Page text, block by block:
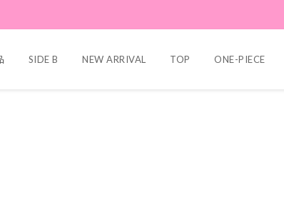
SIDE B NEW ARRIVAL TOP ONE-PIECE